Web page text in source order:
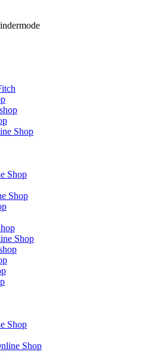
Shop
Shop
Shop
Shop
Shop
Shop